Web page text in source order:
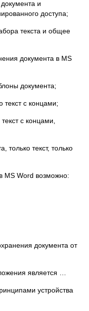
и
доступа;
текста и общее
документа в MS
документа;
текст с концами;
с концами,
только текст, только
MS Word возможно:
документа от
является …
устройства